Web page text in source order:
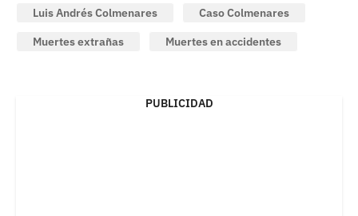
Luis Andrés Colmenares
Caso Colmenares
Muertes extrañas
Muertes en accidentes
PUBLICIDAD